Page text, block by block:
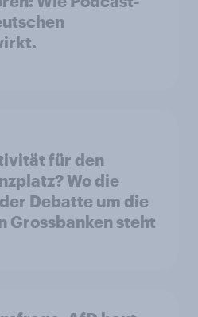
für den
Wo die
Debatte um die
Grossbanken steht